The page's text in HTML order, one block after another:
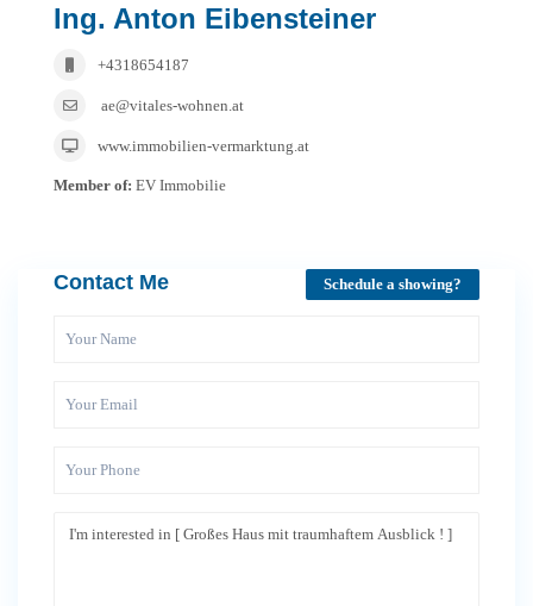
Ing. Anton Eibensteiner
+4318654187
ae@vitales-wohnen.at
www.immobilien-vermarktung.at
Member of: EV Immobilie
Contact Me Schedule a showing?